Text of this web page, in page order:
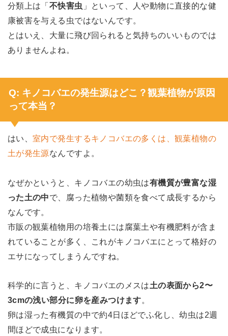
分類上は「不快害虫 」といって、人や動物に直接的な健
康被害を与える虫ではないんです。
とはいえ、大量に飛び回られると気持ちのいいものでは
ありませんよね。
Q: キノコバエの発生源はどこ？観葉植物が原因
って本当？
はい、室内で発生するキノコバエの多くは、観葉植物の
土が発生源なんですよ。
なぜかというと、キノコバエの幼虫は有機質が豊富な湿
った土の中で、腐った植物や菌類を食べて成長するから
なんです。
市販の観葉植物用の培養土には腐葉土や有機肥料が含ま
れていることが多く、これがキノコバエにとって格好の
エサになってしまうんですね。
科学的に言うと、キノコバエのメスは土の表面から2〜
3cmの浅い部分に卵を産みつけます。
卵は湿った有機質の中で約4日ほどでふ化し、幼虫は2週
間ほどで成虫になります。